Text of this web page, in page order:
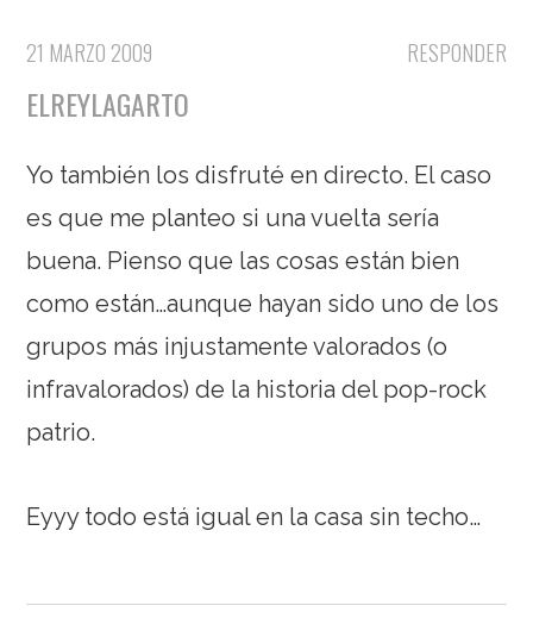
RESPONDER
21 MARZO 2009
ELREYLAGARTO
Yo también los disfruté en directo. El caso
es que me planteo si una vuelta sería
buena. Pienso que las cosas están bien
como están…aunque hayan sido uno de los
grupos más injustamente valorados (o
infravalorados) de la historia del pop-rock
patrio.
Eyyy todo está igual en la casa sin techo…